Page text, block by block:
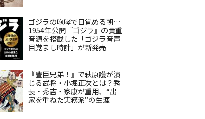
ゴジラの咆哮で目覚める朝…
1954年公開『ゴジラ』の貴重
音源を搭載した「ゴジラ音声
目覚まし時計」が新発売
『豊臣兄弟！』で萩原護が演
じる武将・小堀正次とは？秀
長・秀吉・家康が重用、“出
家を重ねた実務派”の生涯